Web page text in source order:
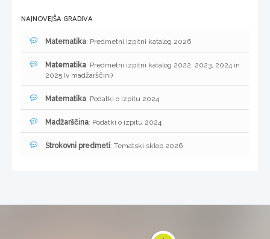
NAJNOVEJŠA GRADIVA
Matematika: Predmetni izpitni katalog 2026
Matematika: Predmetni izpitni katalog 2022, 2023, 2024 in
2025 (v madžarščini)
Matematika: Podatki o izpitu 2024
Madžarščina: Podatki o izpitu 2024
Strokovni predmeti: Tematski sklop 2026